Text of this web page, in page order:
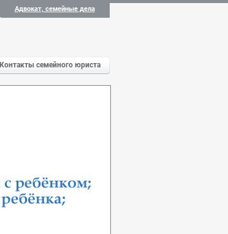
Адвокат, семейные дела
Контакты семейного юриста